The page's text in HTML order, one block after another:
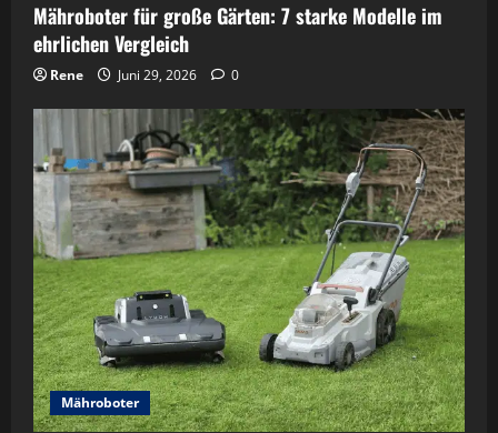
Mähroboter für große Gärten: 7 starke Modelle im
ehrlichen Vergleich
Rene Juni 29, 2026 0
Mähroboter